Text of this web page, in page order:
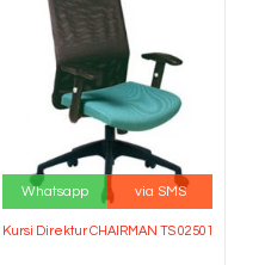
Whatsapp via SMS
Kursi Direktur CHAIRMAN TS 02501